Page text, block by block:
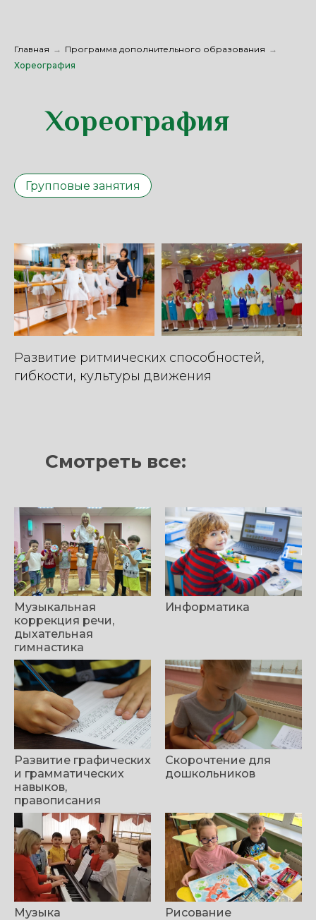
Главная → Программа дополнительного образования →
Хореография
Хореография
Групповые занятия
Развитие ритмических способностей,
гибкости, культуры движения
Смотреть все:
Музыкальная
коррекция речи,
дыхательная
гимнастика
Информатика
Развитие графических
и грамматических
навыков,
правописания
Скорочтение для
дошкольников
Музыка Рисование